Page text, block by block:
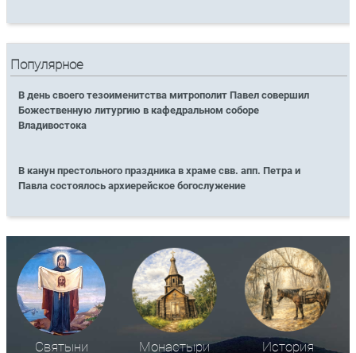
Популярное
В день своего тезоименитства митрополит Павел совершил
Божественную литургию в кафедральном соборе
Владивостока
В канун престольного праздника в храме свв. апп. Петра и
Павла состоялось архиерейское богослужение
Святыни Монастыри История